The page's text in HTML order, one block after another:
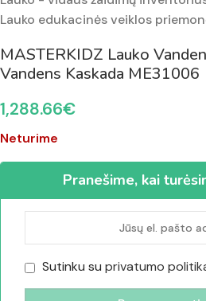
Lauko edukacinės veiklos
MASTERKIDZ Lauko
Vandens Kaskada ME31006
1,288.66€
Neturime
Pranešime, kai
Sutinku su privatumo